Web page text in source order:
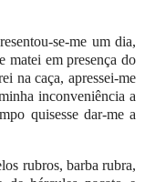
se-me um dia,
matei em presença do
na caça, apressei-me
inconveniência a
quisesse dar-me a
rubros, barba rubra,